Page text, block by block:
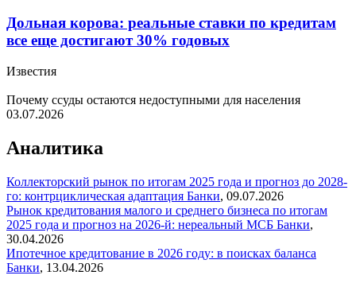
Дольная корова: реальные ставки по кредитам
все еще достигают 30% годовых
Известия
Почему ссуды остаются недоступными для населения
03.07.2026
Аналитика
Коллекторский рынок по итогам 2025 года и прогноз до 2028-
го: контрциклическая адаптация Банки, 09.07.2026
Рынок кредитования малого и среднего бизнеса по итогам
2025 года и прогноз на 2026-й: нереальный МСБ Банки,
30.04.2026
Ипотечное кредитование в 2026 году: в поисках баланса
Банки, 13.04.2026